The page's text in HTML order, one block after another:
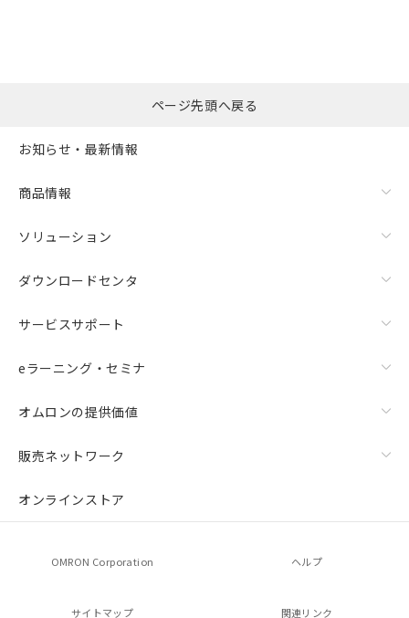
ページ先頭へ戻る
お知らせ・最新情報
商品情報
ソリューション
ダウンロードセンタ
サービスサポート
eラーニング・セミナ
オムロンの提供価値
販売ネットワーク
オンラインストア
OMRON Corporation ヘルプ
サイトマップ 関連リンク